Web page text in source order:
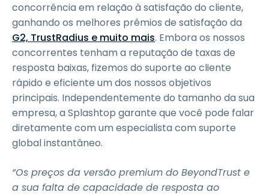
concorrência em relação à satisfação do cliente,
ganhando os melhores prêmios de satisfação da
G2, TrustRadius e muito mais. Embora os nossos
concorrentes tenham a reputação de taxas de
resposta baixas, fizemos do suporte ao cliente
rápido e eficiente um dos nossos objetivos
principais. Independentemente do tamanho da sua
empresa, a Splashtop garante que você pode falar
diretamente com um especialista com suporte
global instantâneo.
“Os preços da versão premium do BeyondTrust e
a sua falta de capacidade de resposta ao